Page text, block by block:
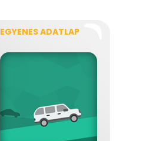
EGYENES ADATLAP